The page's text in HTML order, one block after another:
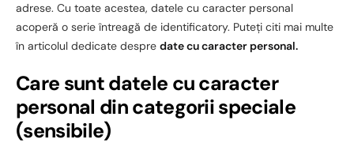
adrese. Cu toate acestea, datele cu caracter personal
acoperă o serie întreagă de identificatory. Puteți citi mai multe
în articolul dedicate despre date cu caracter personal.
Care sunt datele cu caracter
personal din categorii speciale
(sensibile)